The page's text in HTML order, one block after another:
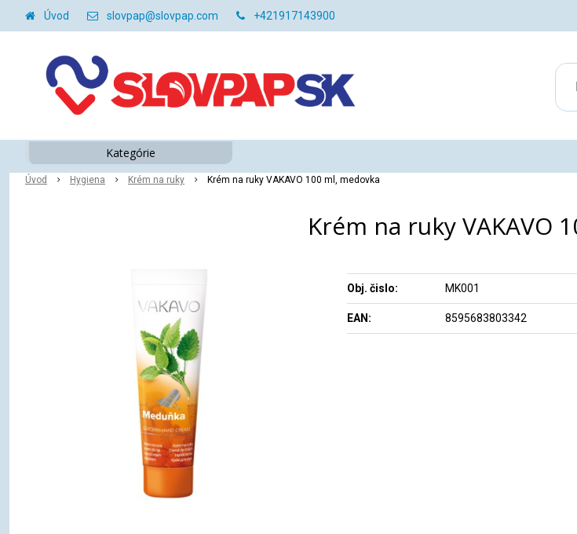
Úvod slovpap@slovpap.com +421917143900
Úvod Hygiena Krém na ruky Krém na ruky VAKAVO 100 ml, medovka
Krém na ruky VAKAVO
Obj. čislo: MK001
EAN: 8595683803342
Kategórie